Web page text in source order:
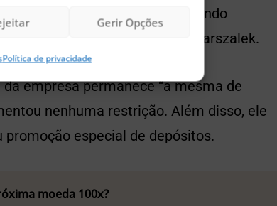
Gerir Opções
Política de privacidade
os saques e realizando
falso clickbait”, escreveu Marszalek.
empresa permanece “a mesma de
nenhuma restrição. Além disso, ele
especial de depósitos.
moeda 100x?